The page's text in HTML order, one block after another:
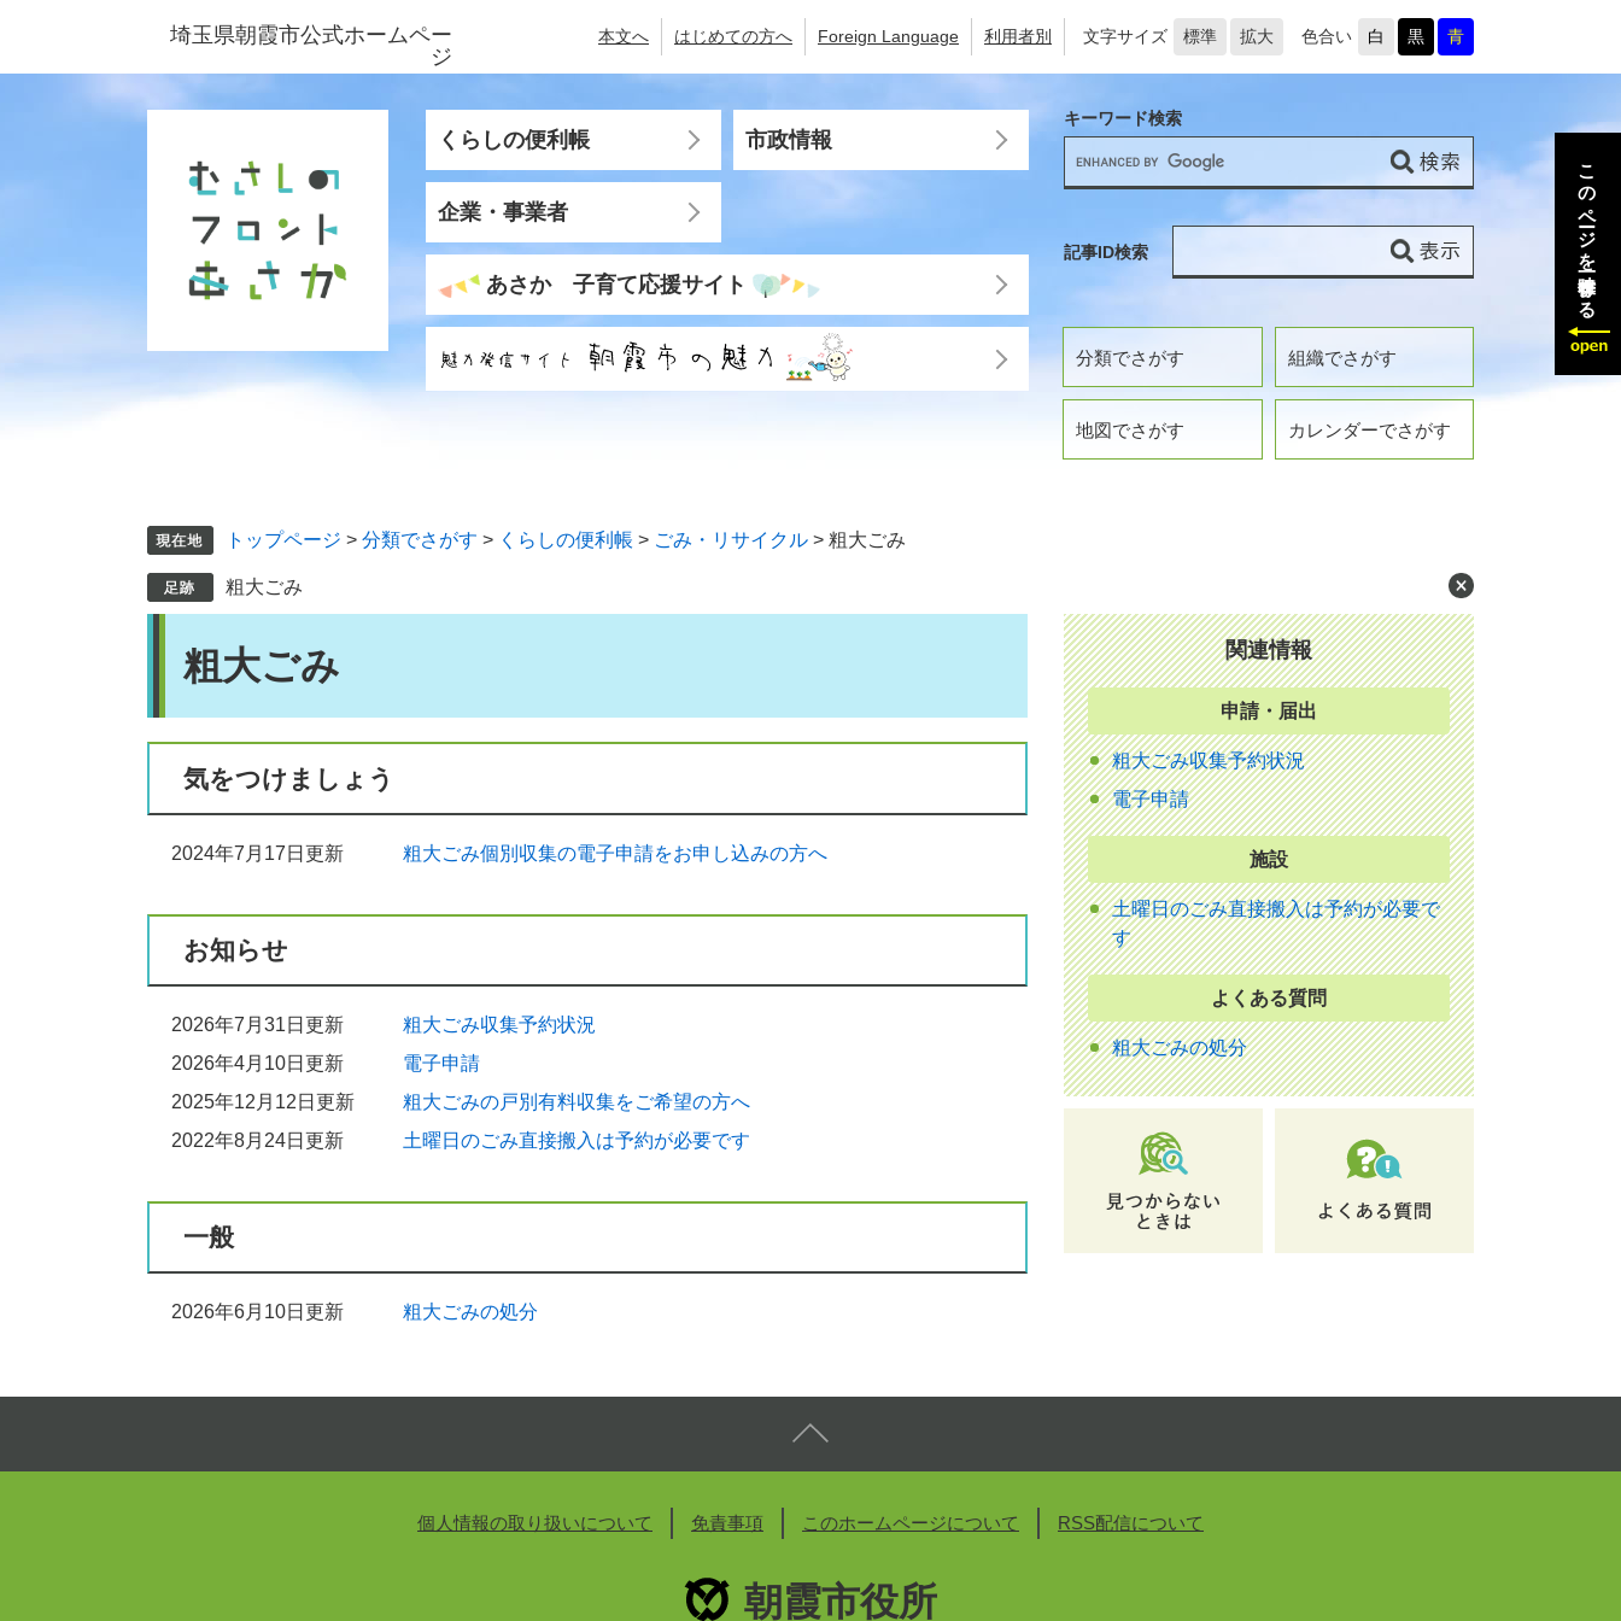
ジ
ュ
埼玉県朝霞市公式ホームペー
ジ
本文へ はじめての方へ Foreign Language 利用者別 文字サイズ 標準 拡大 色合い 白 黒 青
くらしの便利帳 市政情報
企業・事業者
あさか 子育て応援サイト
分類でさがす 組織でさがす
地図でさがす カレンダーでさがす
キーワード検索
記事ID検索
トップページ > 分類でさがす > くらしの便利帳 > ごみ・リサイクル > 粗大ごみ
粗大ごみ
粗大ごみ
気をつけましょう
2024年7月17日更新 粗大ごみ個別収集の電子申請をお申し込みの方へ
お知らせ
2026年7月31日更新
粗大ごみ収集予約状況
2026年4月10日更新
電子申請
2025年12月12日更新
粗大ごみの戸別有料収集をご希望の方へ
2022年8月24日更新
土曜日のごみ直接搬入は予約が必要です
一般
2026年6月10日更新 粗大ごみの処分
関連情報
申請・届出
粗大ごみ収集予約状況
電子申請
施設
土曜日のごみ直接搬入は予約が必要で
す
よくある質問
粗大ごみの処分
個人情報の取り扱いについて 免責事項 このホームページについて RSS配信について
朝霞市役所
このページを一時保存する